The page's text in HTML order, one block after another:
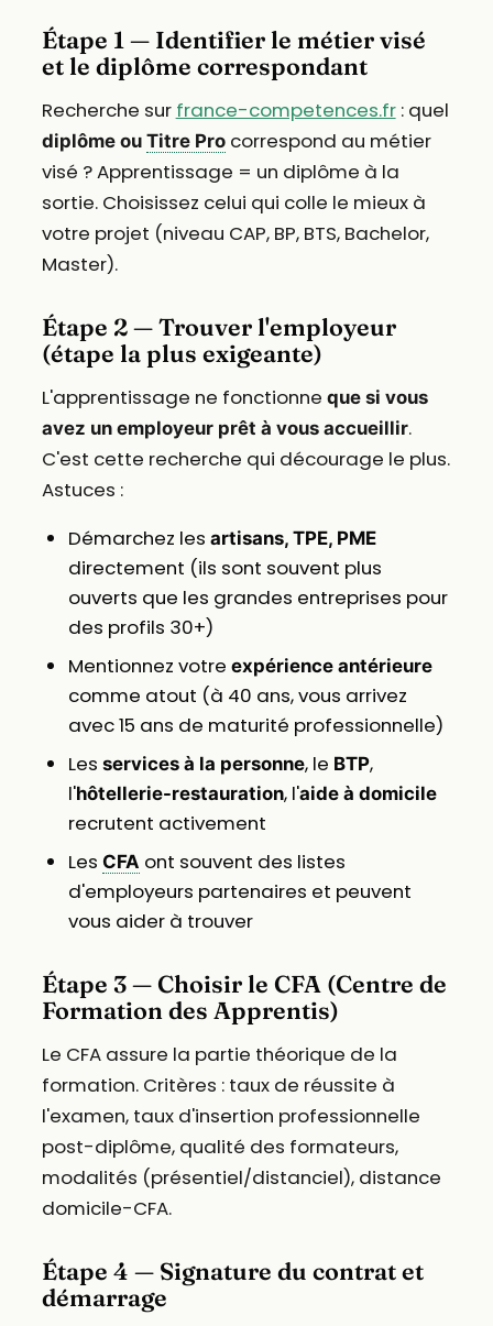
Étape 1 — Identifier le métier visé
et le diplôme correspondant
Recherche sur france-competences.fr: quel
diplôme ou Titre Procorrespond au métier
visé ? Apprentissage = un diplôme à la
sortie. Choisissez celui qui colle le mieux à
votre projet (niveau CAP, BP, BTS, Bachelor,
Master).
Étape 2 — Trouver l'employeur
(étape la plus exigeante)
L'apprentissage ne fonctionne que si vous
avez un employeur prêt à vous accueillir.
C'est cette recherche qui décourage le plus.
Astuces :
Démarchez les artisans, TPE, PME
directement (ils sont souvent plus
ouverts que les grandes entreprises pour
des profils 30+)
Mentionnez votre expérience antérieure
comme atout (à 40 ans, vous arrivez
avec 15 ans de maturité professionnelle)
Les services à la personne, le BTP,
l'hôtellerie-restauration, l'aide à domicile
recrutent activement
Les CFA ont souvent des listes
d'employeurs partenaires et peuvent
vous aider à trouver
Étape 3 — Choisir le CFA (Centre de
Formation des Apprentis)
Le CFA assure la partie théorique de la
formation. Critères : taux de réussite à
l'examen, taux d'insertion professionnelle
post-diplôme, qualité des formateurs,
modalités (présentiel/distanciel), distance
domicile-CFA.
Étape 4 — Signature du contrat et
démarrage